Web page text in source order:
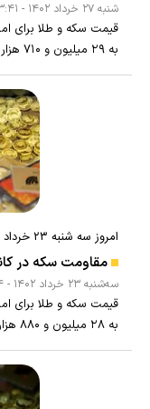
شنبه ۲۷ خرداد ۱۴۰۲ - ۱۳:۴۱
قیمت سکه و طلا برای
به ۲۹ میلیون و ۷۱۰ هزار تومان رسید.
امروز سه شنبه ۲۳ خرداد ۱۴۰۲ بازار سکه و طلا تهران نشان داد؛
مقاومت سکه در کانال ۲۸
سه‌شنبه ۲۳ خرداد ۱۴۰۲ - ۱۵:۰۴
قیمت سکه و طلا برای
به ۲۸ میلیون و ۸۸۰ هزار تومان رسید.